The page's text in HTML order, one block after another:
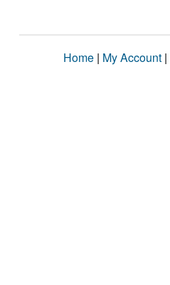
Home | My Account |